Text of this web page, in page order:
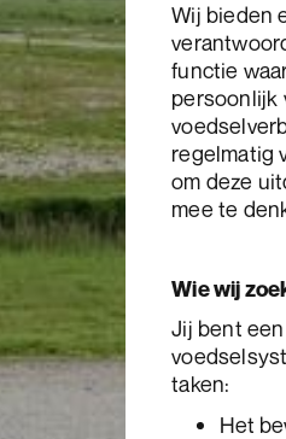
Wij bieden
functie
persoonlijk
regelmatig
om deze
mee te
Wie wij
Jij bent
taken:
Het